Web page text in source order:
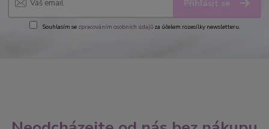
Přihlásit se
Souhlasím se zpracováním osobních údajůza účelem rozesílky newsletteru.